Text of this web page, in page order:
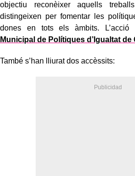
objectiu reconèixer aquells
distingeixen per fomentar les
dones en tots els àmbits. L’acció
Municipal de Polítiques d’Igualtat de
També s’han lliurat dos accèssits: